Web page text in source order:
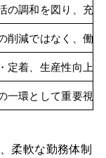
の調和を図り、充
削減ではなく、働
定着、生産性向上
一環として重要視
柔軟な勤務体制